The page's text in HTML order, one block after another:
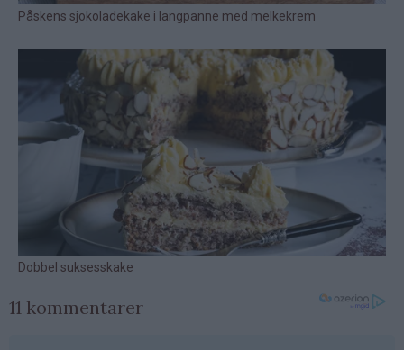
11 kommentarer